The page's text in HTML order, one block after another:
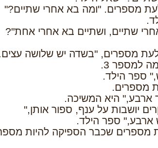
מספרים. "ומה בא אחרי שתיים?"
שתיים, ושתיים בא אחרי אחת"?
מספרים, "בשדה יש שלושה
למספר 3.
ספר הילד.
מספרים.
היא המשיכה.
יושבות על ענף, ספור אותן,"
ספר הילד.
מספרים שכבר הספיקה להיות מספר